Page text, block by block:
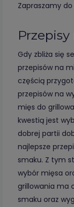
Zapraszamy
Gdy zbliża się
przepisów na
częścią
przepisów na
mięs do
kwestią jest
dobrej partii
najlepsze
smaku. Z tym
wybór mięsa
grillowania ma
smaku oraz